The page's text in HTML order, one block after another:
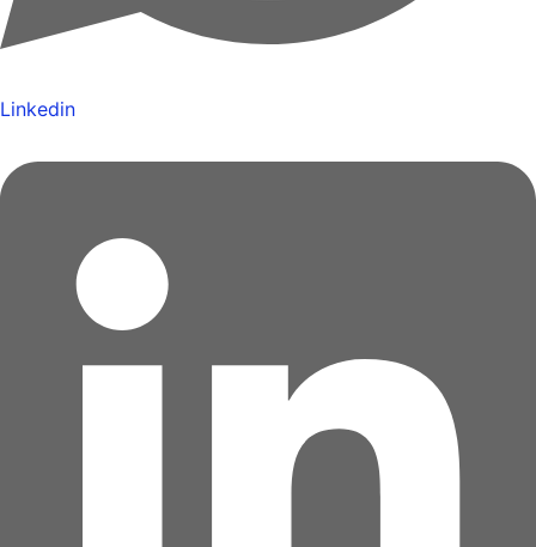
Linkedin